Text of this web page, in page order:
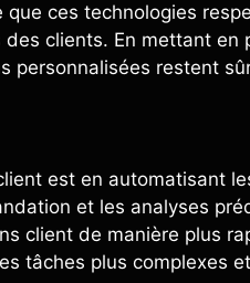
ces technologies
clients. En mettant en
personnalisées restent
est en automatisant
et les analyses
client de manière plus
tâches plus complexes